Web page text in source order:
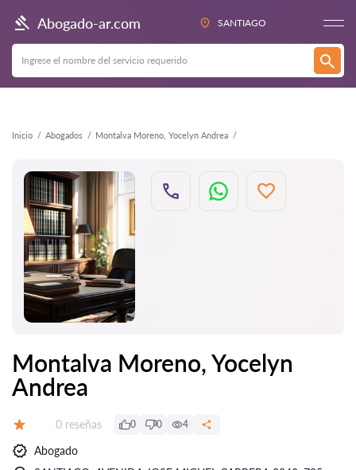
Abogado-ar.com SANTIAGO
Inicio Abogados Montalva Moreno, Yocelyn Andrea
Atrás
Montalva Moreno, Yocelyn
Andrea
Número de reseñas:
0 reseñas 0 0 4
Abogado